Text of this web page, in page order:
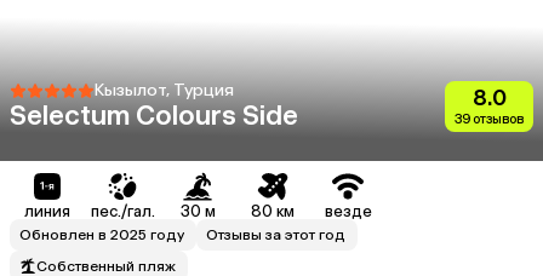
Кызылот, Турция
Selectum Colours Side
8.0
39 отзывов
линия пес./гал. 30 м 80 км везде
Обновлен в 2025 году
Отзывы за этот год
Собственный пляж